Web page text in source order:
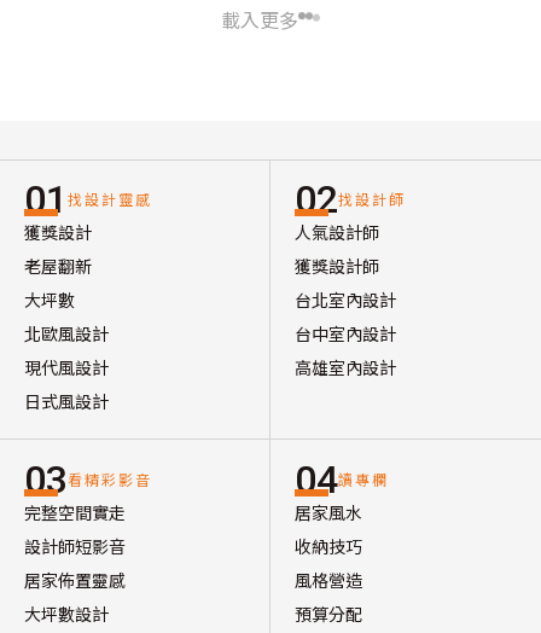
「展示方式」
載入更多
01 找設計靈感
獲獎設計
老屋翻新
大坪數
北歐風設計
現代風設計
日式風設計
02找設計師
人氣設計師
獲獎設計師
台北室內設計
台中室內設計
高雄室內設計
03看精彩影音
完整空間實走
設計師短影音
居家佈置靈感
大坪數設計
04讀專欄
居家風水
收納技巧
風格營造
預算分配